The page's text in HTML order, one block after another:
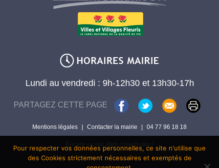
Lundi au vendredi : 9h-12h30 et 13h30-17h
PARTAGEZ CETTE PAGE
Mentions légales | Contacter la mairie | 04 77 96 18 18
Encore un site Web collectivités !
Pour respecter vos données personnelles, ce site n'utilise que
des Cookies strictement nécessaires et exemptés de